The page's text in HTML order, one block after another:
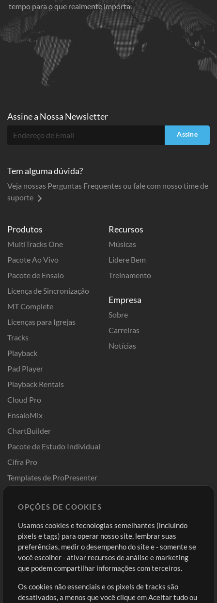
tempo para o que realmente importa.
Produtos
MultiTracks One
Pacote Ao Vivo
Pacote de Ensaio
Licença de Sincronização
MT Complete
Licenças para Igrejas
Tracks
Playback
Pad Player
Playback Rentals
Cloud Pro
EnsaioMix
ChartBuilder
Pacote de Estudo Individual
Cifra Pro
Templates de ProPresenter
Recursos
Músicas
Lidere Bem
Treinamento
Empresa
Sobre
Carreiras
Notícias
Comprar Créditos
Conteúdo Grátis
Solicite uma Música
Extras
Entre
Cadastre-se
Ir ao carrinho
Assine a Nossa Newsletter
Assine
Tem alguma dúvida?
Veja nossas Perguntas Frequentes ou fale com nosso time de
suporte
OPÇÕES DE COOKIES
Usamos cookies e tecnologias semelhantes (incluindo
pixels e tags) para operar nosso site, lembrar suas
preferências, medir o desempenho do site e - somente se
você escolher - ativar recursos de análise e marketing
que podem compartilhar informações com terceiros.
Os cookies não essenciais e os pixels de tracks são
desativados, a menos que você clique em Aceitar tudo ou